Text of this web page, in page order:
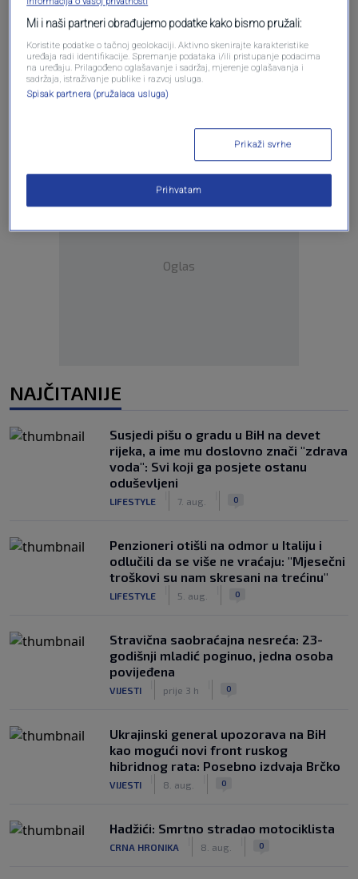
Oglas
Oglas
NAJČITANIJE
Susjedi pišu o gradu u BiH na devet
rijeka, a ime mu doslovno znači "zdrava
voda": Svi koji ga posjete ostanu
oduševljeni
LIFESTYLE 7. aug. 0
Penzioneri otišli na odmor u Italiju i
odlučili da se više ne vraćaju: "Mjesečni
troškovi su nam skresani na trećinu"
LIFESTYLE 5. aug. 0
Stravična saobraćajna nesreća: 23-
godišnji mladić poginuo, jedna osoba
povijeđena
VIJESTI prije 3 h 0
Ukrajinski general upozorava na BiH
kao mogući novi front ruskog
hibridnog rata: Posebno izdvaja Brčko
VIJESTI 8. aug. 0
Hadžići: Smrtno stradao motociklista
CRNA HRONIKA 8. aug. 0
Mi i naši partneri obrađujemo podatke kako bismo pružali:
Koristite podatke o tačnoj geolokaciji. Aktivno skenirajte karakteristike
uređaja radi identifikacije. Spremanje podataka i/ili pristupanje podacima
na uređaju. Prilagođeno oglašavanje i sadržaj, mjerenje oglašavanja i
sadržaja, istraživanje publike i razvoj usluga.
Spisak partnera (pružalaca usluga)
Prikaži svrhe
Prihvatam